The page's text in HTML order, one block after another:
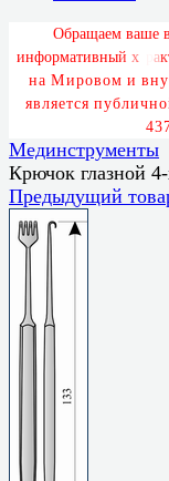
Обращаем ваше в
информативный х рак
на Мировом и вну
является публично
43
Мединструменты
Крючок глазной
Предыдущий